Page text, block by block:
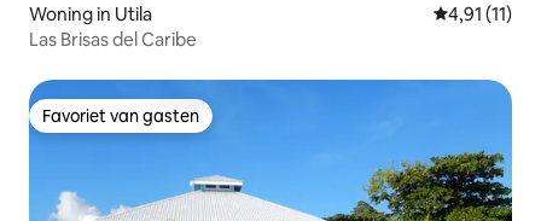
Woning in Utila Gemiddelde
4,91 (11)
Las Brisas del Caribe
Favoriet van gasten
Favoriet van gasten